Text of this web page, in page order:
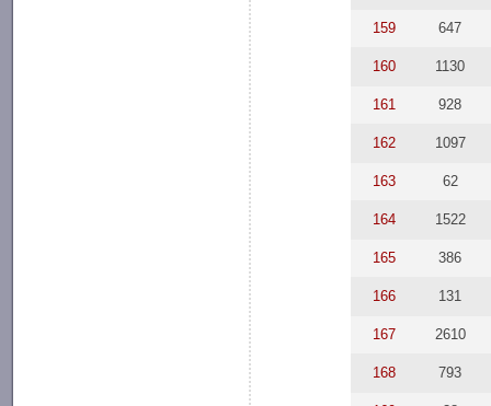
159 647
160 1130
161 928
162 1097
163 62
164 1522
165 386
166 131
167 2610
168 793